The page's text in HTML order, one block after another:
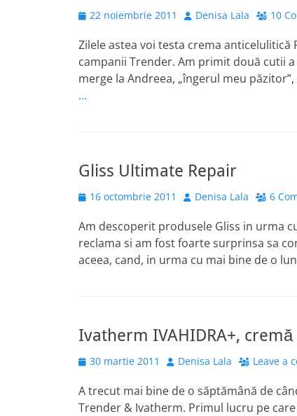
Posted
22 noiembrie 2011 Author
Denisa Lala 10
Zilele astea voi testa crema
campanii Trender. Am primit două cutii
merge la Andreea, „îngerul meu
…
Gliss Ultimate Repair
Posted
16 octombrie 2011 Author
Denisa Lala 6
Am descoperit produsele Gliss in urma
reclama si am fost foarte surprinsa sa
aceea, cand, in urma cu mai bine de o
Ivatherm IVAHIDRA+,
Posted
30 martie 2011 Author
Denisa Lala Leave a
A trecut mai bine de o săptămână de
Trender & Ivatherm. Primul lucru pe